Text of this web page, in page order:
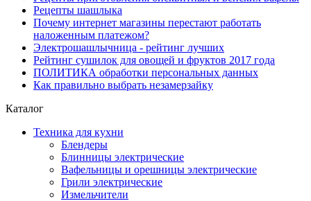
Рецепты шашлыка
Почему интернет магазины перестают работать
наложенным платежом?
Электрошашлычница - рейтинг лучших
Рейтинг сушилок для овощей и фруктов 2017 года
ПОЛИТИКА обработки персональных данных
Как правильно выбрать незамерзайку
Каталог
Техника для кухни
Блендеры
Блинницы электрические
Вафельницы и орешницы электрические
Грили электрические
Измельчители